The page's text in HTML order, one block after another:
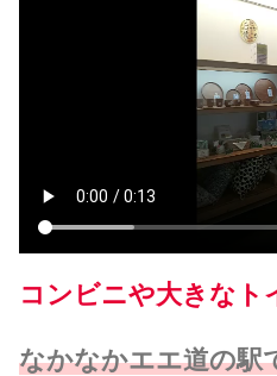
コンビニや大きなト
なかなかエエ道の駅